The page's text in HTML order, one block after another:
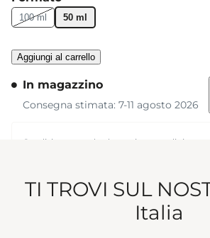
100 ml 50 ml
Aggiungi al carrello
In magazzino
Consegna stimata: 7-11 agosto 2026
Spedizione standard gratuita su ordini
TI TROVI SUL
Italia